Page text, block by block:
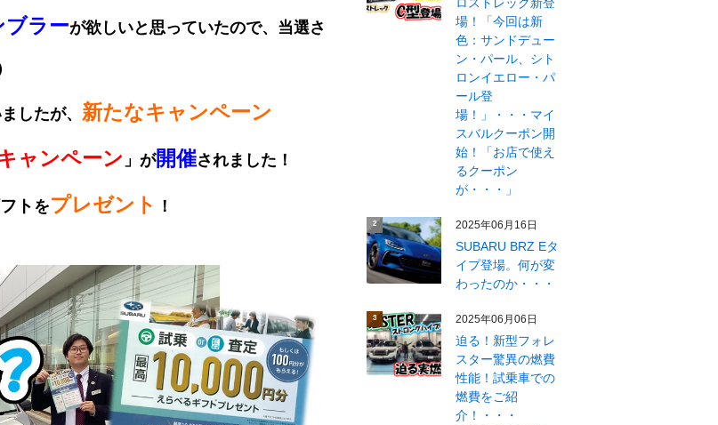
ブラーが欲しいと思っていたので、当選さ
したが、 新たなキャンペーン
ャンペーン 」が開催されました！
トをプレゼント ！
場！「今回は新
色：サンドデュー
ン・パール、シト
ロンイエロー・パ
ール登
場！」・・・マイ
スバルクーポン開
始！「お店で使え
るクーポン
が・・・」
2 2025年06月16日
SUBARU BRZ Eタ
イプ登場。何が変
わったのか・・・
3 2025年06月06日
迫る！新型フォレ
スター驚異の燃費
性能！試乗車での
燃費をご紹
介！・・・